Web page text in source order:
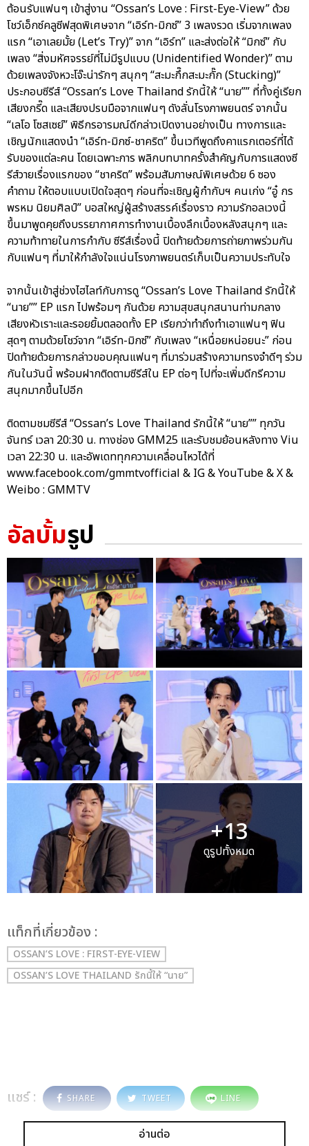
ต้อนรับแฟนๆ เข้าสู่งาน “Ossan’s Love : First-Eye-View” ด้วย
โชว์เอ็กซ์คลูซีฟสุดพิเศษจาก “เอิร์ท-มิกซ์” 3 เพลงรวด เริ่มจากเพลง
แรก “เอาเลยมั้ย (Let’s Try)” จาก “เอิร์ท” และส่งต่อให้ “มิกซ์” กับ
เพลง “สิ่งมหัศจรรย์ที่ไม่มีรูปแบบ (Unidentified Wonder)” ตาม
ด้วยเพลงจังหวะโจ๊ะน่ารักๆ สนุกๆ “สะมะกึ๊กสะมะกั๊ก (Stucking)”
ประกอบซีรีส์ “Ossan’s Love Thailand รักนี้ให้ “นาย”” ที่ทั้งคู่เรียก
เสียงกรี๊ด และเสียงปรบมือจากแฟนๆ ดังลั่นโรงภาพยนตร์ จากนั้น
“เลโอ โซสเซย์” พิธีกรอารมณ์ดีกล่าวเปิดงานอย่างเป็น ทางการและ
เชิญนักแสดงนำ “เอิร์ท-มิกซ์-ชาคริต” ขึ้นเวทีพูดถึงคาแรกเตอร์ที่ได้
รับของแต่ละคน โดยเฉพาะการ พลิกบทบาทครั้งสำคัญกับการแสดงซี
รีส์วายเรื่องแรกของ “ชาคริต” พร้อมสัมภาษณ์พิเศษด้วย 6 ซอง
คำถาม ให้ตอบแบบเปิดใจสุดๆ ก่อนที่จะเชิญผู้กำกับฯ คนเก่ง “อู๋ กร
พรหม นิยมศิลป์” บอสใหญ่ผู้สร้างสรรค์เรื่องราว ความรักอลเวงนี้
ขึ้นมาพูดคุยถึงบรรยากาศการทำงานเบื้องลึกเบื้องหลังสนุกๆ และ
ความท้าทายในการกำกับ ซีรีส์เรื่องนี้ ปิดท้ายด้วยการถ่ายภาพร่วมกัน
กับแฟนๆ ที่มาให้กำลังใจแน่นโรงภาพยนตร์เก็บเป็นความประทับใจ
จากนั้นเข้าสู่ช่วงไฮไลท์กับการดู “Ossan’s Love Thailand รักนี้ให้
“นาย”” EP แรก ไปพร้อมๆ กันด้วย ความสุขสนุกสนานท่ามกลาง
เสียงหัวเราะและรอยยิ้มตลอดทั้ง EP เรียกว่าทำถึงทำเอาแฟนๆ ฟิน
สุดๆ ตามด้วยโชว์จาก “เอิร์ท-มิกซ์” กับเพลง “เหนื่อยหน่อยนะ” ก่อน
ปิดท้ายด้วยการกล่าวขอบคุณแฟนๆ ที่มาร่วมสร้างความทรงจำดีๆ ร่วม
กันในวันนี้ พร้อมฝากติดตามซีรีส์ใน EP ต่อๆ ไปที่จะเพิ่มดีกรีความ
สนุกมากขึ้นไปอีก
ติดตามชมซีรีส์ “Ossan’s Love Thailand รักนี้ให้ “นาย”” ทุกวัน
จันทร์ เวลา 20:30 น. ทางช่อง GMM25 และรับชมย้อนหลังทาง Viu
เวลา 22:30 น. และอัพเดททุกความเคลื่อนไหวได้ที่
www.facebook.com/gmmtvofficial & IG & YouTube & X &
Weibo : GMMTV
อัลบั้มรูป
+13
ดูรูปทั้งหมด
เเท็กที่เกี่ยวข้อง :
OSSAN’S LOVE : FIRST-EYE-VIEW
OSSAN’S LOVE THAILAND รักนี้ให้ “นาย”
แชร์ : SHARE TWEET LINE
อ่านต่อ